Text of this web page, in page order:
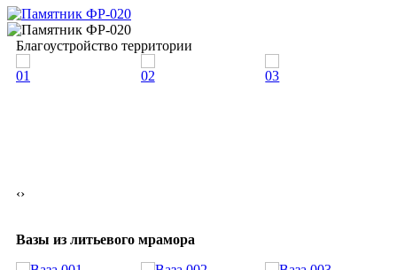
Благоустройство территории
01
02 03
‹›
Вазы из литьевого мрамора